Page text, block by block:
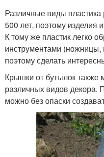
Различные виды пластика
500 лет, поэтому изделия
К тому же пластик легко
инструментами (ножницы,
поэтому сделать
Крышки от бутылок также
различных видов декора.
можно без опаски